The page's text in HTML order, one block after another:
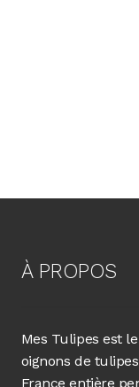
À PROPOS
Mes Tulipes est
oignons de
France entière